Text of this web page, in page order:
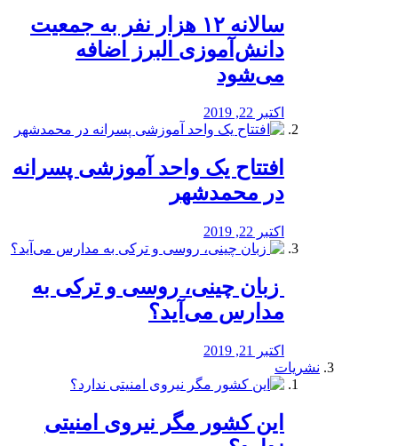
️سالانه ۱۲ هزار نفر به جمعیت
دانش‌آموزی البرز اضافه
می‌شود
اکتبر 22, 2019
افتتاح یک واحد آموزشی پسرانه
در محمدشهر
اکتبر 22, 2019
️ زبان چینی، روسی و ترکی به
مدارس می‌آید؟
اکتبر 21, 2019
نشریات
این کشور مگر نیروی امنیتی